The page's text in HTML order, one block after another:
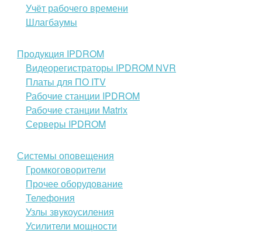
Учёт рабочего времени
Шлагбаумы
Продукция IPDROM
Видеорегистраторы IPDROM NVR
Платы для ПО ITV
Рабочие станции IPDROM
Рабочие станции Matrix
Серверы IPDROM
Системы оповещения
Громкоговорители
Прочее оборудование
Телефония
Узлы звукоусиления
Усилители мощности